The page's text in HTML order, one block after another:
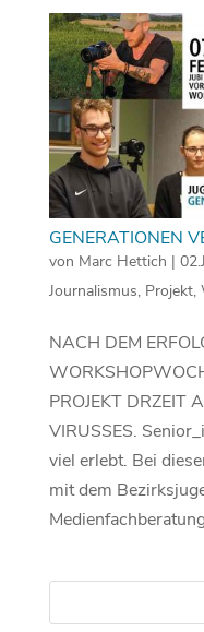
GENERATIONEN
von Marc Hettich |
Journalismus, Projekt,
NACH DEM
PROJEKT DRZEIT
VIRUSSES.
viel erlebt. Bei
mit dem